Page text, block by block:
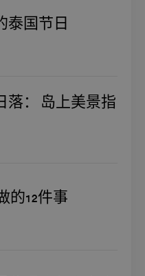
泰国节日
落： 岛上美景指
的12件事